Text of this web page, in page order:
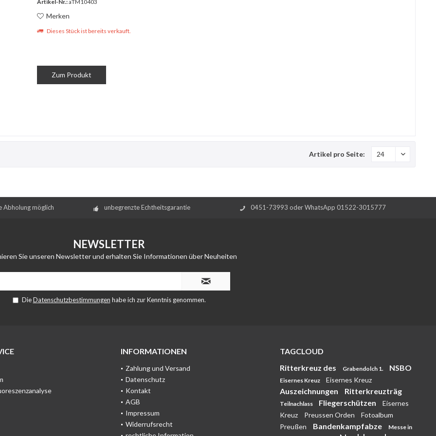
Artikel-Nr.:aTM10403
Merken
Dieses Stück ist bereits verkauft.
Zum Produkt
Artikel pro Seite:
Abholung möglich unbegrenzte Echtheitsgarantie 0451-73993 oder WhatsApp 01522-3015777
NEWSLETTER
Sie unseren Newsletter und erhalten Sie Informationen über Neuheiten
DieDatenschutzbestimmungen habe ich zur Kenntnis genommen.
INFORMATIONEN
Zahlung und Versand
Datenschutz
Kontakt
AGB
Impressum
Widerrufsrecht
TAGCLOUD
Ritterkreuz des
Grabendolch 1. NSBO
Eisernes Kreuz Eisernes Kreuz
Auszeichnungen Ritterkreuzträg
Teilnachlass Fliegerschützen
Eisernes
Kreuz
Preussen Orden
Fotoalbum
Preußen
Bandenkampfabze Messe in